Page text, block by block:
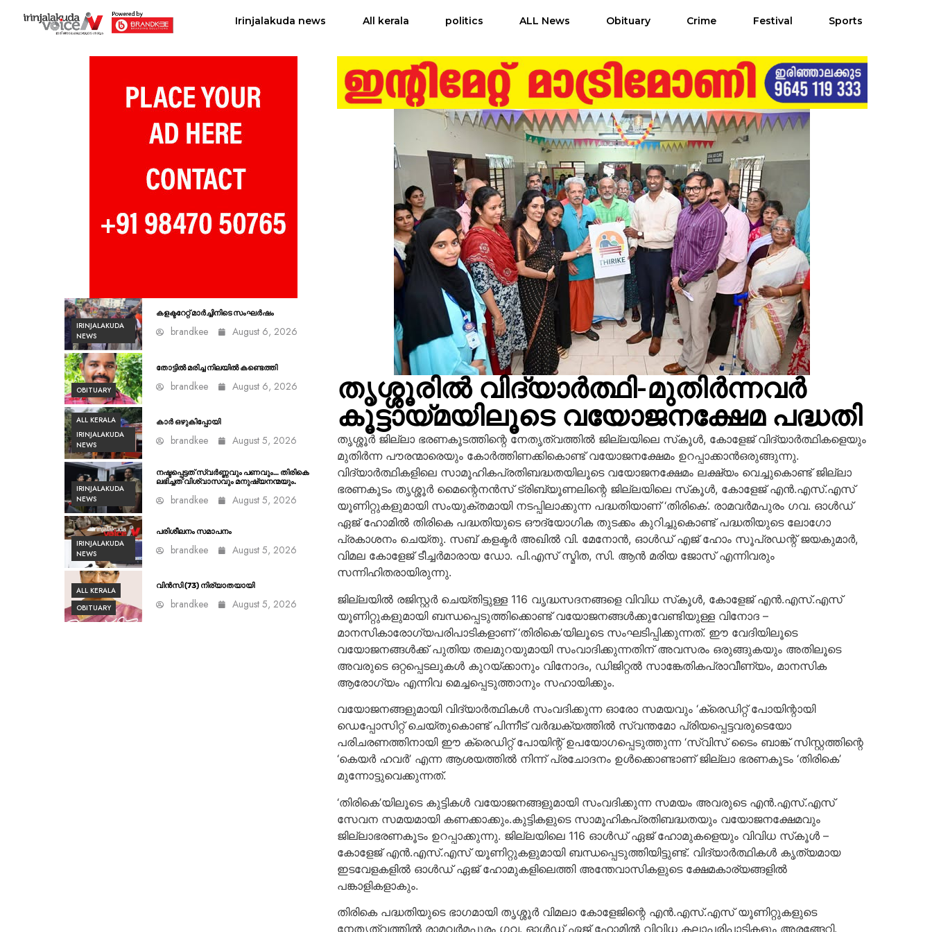
Irinjalakuda news All kerala politics ALL News Obituary Crime Festival Sports
തൃശ്ശൂരില്‍ വിദ്യാർത്ഥി-മുതിർന്നവർ
കൂട്ടായ്മയിലൂടെ വയോജനക്ഷേമ പദ്ധതി
തൃശ്ശൂര്‍ ജില്ലാ ഭരണകൂടത്തിന്റെ നേതൃത്വത്തില്‍ ജില്ലയിലെ സ്‌കൂൾ, കോളേജ് വിദ്യാര്‍ത്ഥികളെയും
മുതിര്‍ന്ന പൗരന്മാരെയും കോര്‍ത്തിണക്കികൊണ്ട് വയോജനക്ഷേമം ഉറപ്പാക്കാന്‍ഒരുങ്ങുന്നു.
വിദ്യാര്‍ത്ഥികളിലെ സാമൂഹികപ്രതിബദ്ധതയിലൂടെ വയോജനക്ഷേമം ലക്ഷ്യം വെച്ചുകൊണ്ട് ജില്ലാ
ഭരണകൂടം തൃശ്ശൂര്‍ മൈന്റെനന്‍സ് ട്രിബ്യൂണലിന്റെ ജില്ലയിലെ സ്‌കൂള്‍, കോളേജ് എന്‍.എസ്.എസ്
യൂണിറ്റുകളുമായി സംയുക്തമായി നടപ്പിലാക്കുന്ന പദ്ധതിയാണ് ‘തിരികെ’. രാമവര്‍മപുരം ഗവ. ഓള്‍ഡ്
ഏജ് ഹോമില്‍ തിരികെ പദ്ധതിയുടെ ഔദ്യോഗിക തുടക്കം കുറിച്ചുകൊണ്ട് പദ്ധതിയുടെ ലോഗോ
പ്രകാശനം ചെയ്തു. സബ് കളക്ടര്‍ അഖില്‍ വി. മേനോൻ, ഓള്‍ഡ് എജ് ഹോം സൂപ്രഡന്റ് ജയകുമാര്‍,
വിമല കോളേജ് ടീച്ചര്‍മാരായ ഡോ. പി.എസ് സ്മിത, സി. ആന്‍ മരിയ ജോസ് എന്നിവരും
സന്നിഹിതരായിരുന്നു.
ജില്ലയില്‍ രജിസ്റ്റര്‍ ചെയ്തിട്ടുള്ള 116 വൃദ്ധസദനങ്ങളെ വിവിധ സ്‌കൂള്‍, കോളേജ് എന്‍.എസ്.എസ്
യൂണിറ്റുകളുമായി ബന്ധപ്പെടുത്തിക്കൊണ്ട് വയോജനങ്ങള്‍ക്കുവേണ്ടിയുള്ള വിനോദ –
മാനസികാരോഗ്യപരിപാടികളാണ് ‘തിരികെ’യിലൂടെ സംഘടിപ്പിക്കുന്നത്. ഈ വേദിയിലൂടെ
വയോജനങ്ങള്‍ക്ക് പുതിയ തലമുറയുമായി സംവാദിക്കുന്നതിന് അവസരം ഒരുങ്ങുകയും അതിലൂടെ
അവരുടെ ഒറ്റപ്പെടലുകള്‍ കുറയ്ക്കാനും വിനോദം, ഡിജിറ്റല്‍ സാങ്കേതികപ്രാവീണ്യം, മാനസിക
ആരോഗ്യം എന്നിവ മെച്ചപ്പെടുത്താനും സഹായിക്കും.
വയോജനങ്ങളുമായി വിദ്യാര്‍ത്ഥികള്‍ സംവദിക്കുന്ന ഓരോ സമയവും ‘ക്രെഡിറ്റ് പോയിന്റായി
ഡെപ്പോസിറ്റ് ചെയ്തുകൊണ്ട് പിന്നീട് വര്‍ദ്ധക്യത്തില്‍ സ്വന്തമോ പ്രിയപ്പെട്ടവരുടെയോ
പരിചരണത്തിനായി ഈ ക്രെഡിറ്റ് പോയിന്റ് ഉപയോഗപ്പെടുത്തുന്ന ‘സ്വിസ് ടൈം ബാങ്ക് സിസ്റ്റത്തിന്റെ
‘കെയര്‍ ഹവര്‍’ എന്ന ആശയത്തില്‍ നിന്ന് പ്രചോദനം ഉള്‍ക്കൊണ്ടാണ് ജില്ലാ ഭരണകൂടം ‘തിരികെ’
മുന്നോട്ടുവെക്കുന്നത്.
‘തിരികെ’യിലൂടെ കുട്ടികള്‍ വയോജനങ്ങളുമായി സംവദിക്കുന്ന സമയം അവരുടെ എന്‍.എസ്.എസ്
സേവന സമയമായി കണക്കാക്കും.കുട്ടികളുടെ സാമൂഹികപ്രതിബദ്ധതയും വയോജനക്ഷേമവും
ജില്ലാഭരണകൂടം ഉറപ്പാക്കുന്നു. ജില്ലയിലെ 116 ഓള്‍ഡ് ഏജ് ഹോമുകളെയും വിവിധ സ്‌കൂള്‍ –
കോളേജ് എന്‍.എസ്.എസ് യൂണിറ്റുകളുമായി ബന്ധപ്പെടുത്തിയിട്ടുണ്ട്. വിദ്യാര്‍ത്ഥികള്‍ കൃത്യമായ
ഇടവേളകളില്‍ ഓള്‍ഡ് ഏജ് ഹോമുകളിലെത്തി അന്തേവാസികളുടെ ക്ഷേമകാര്യങ്ങളില്‍
പങ്കാളികളാകും.
തിരികെ പദ്ധതിയുടെ ഭാഗമായി തൃശ്ശൂര്‍ വിമലാ കോളേജിന്റെ എന്‍.എസ്.എസ് യൂണിറ്റുകളുടെ
നേതൃത്വത്തില്‍ രാമവര്‍മപുരം ഗവ. ഓള്‍ഡ് ഏജ് ഹോമില്‍ വിവിധ കലാപരിപാടികളും അരങ്ങേറി.
IRINJALAKUDA
NEWS
കളക്ടറേറ്റ് മാർച്ചിനിടെ സംഘർഷം
brandkee August 6, 2026
OBITUARY
തോട്ടിൽ മരിച്ച നിലയിൽ കണ്ടെത്തി
brandkee August 6, 2026
ALL KERALA
IRINJALAKUDA
NEWS
കാർ ഒഴുകിപ്പോയി
brandkee August 5, 2026
IRINJALAKUDA
NEWS
നഷ്ടപ്പെട്ടത് സ്വർണ്ണവും പണവും… തിരികെ
ലഭിച്ചത് വിശ്വാസവും മനുഷ്യനന്മയും.
brandkee August 5, 2026
IRINJALAKUDA
NEWS
പരിശീലനം സമാപനം
brandkee August 5, 2026
ALL KERALA
OBITUARY
വിൻസി (73) നിര്യാതയായി
brandkee August 5, 2026